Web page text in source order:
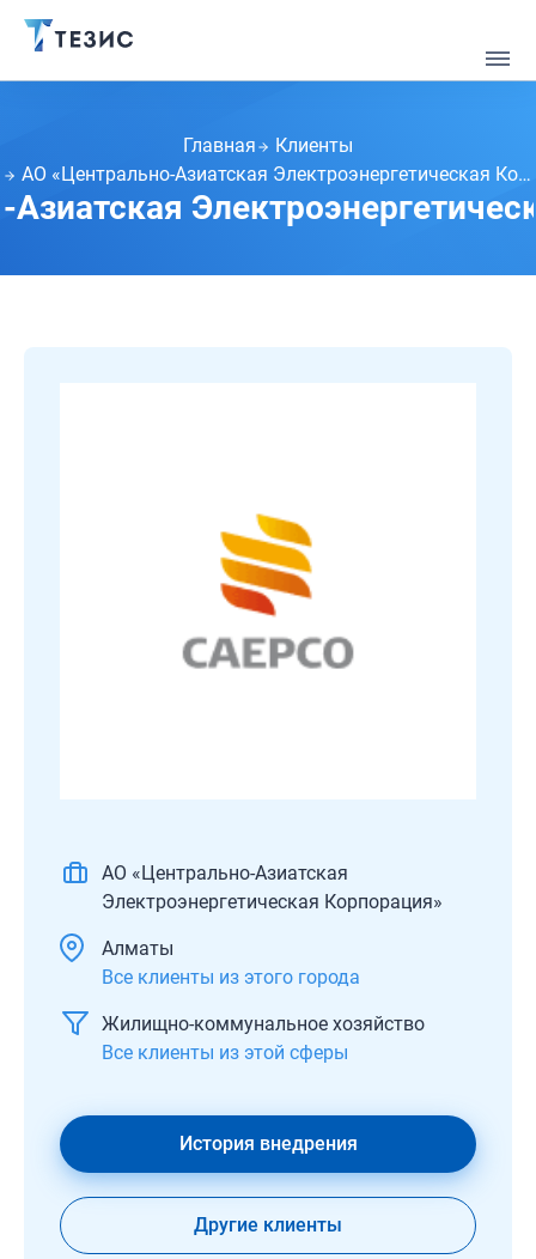
Главная
Клиенты
АО «Центрально-Азиатская Электроэнергетическая Корпорация»
АО «Центрально-Азиатская
Электроэнергетическая Корпорация»
Алматы
Все клиенты из этого города
Жилищно-коммунальное хозяйство
Все клиенты из этой сферы
История внедрения
Другие клиенты